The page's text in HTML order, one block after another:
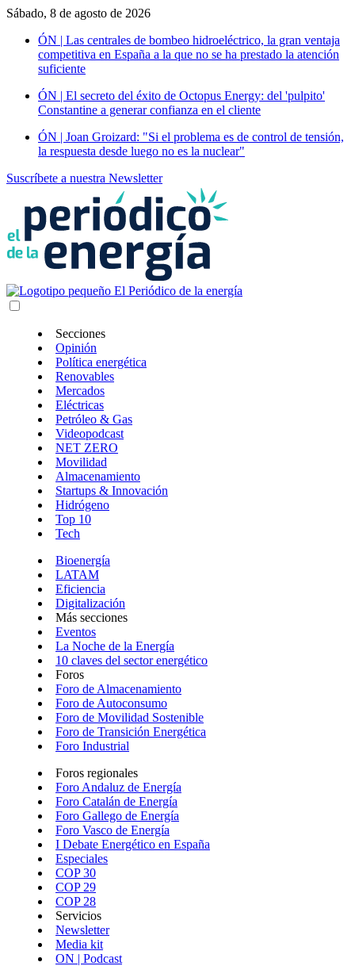
Sábado, 8 de agosto de 2026
ÓN | Las centrales de bombeo hidroeléctrico, la gran ventaja
competitiva en España a la que no se ha prestado la atención
suficiente
ÓN | El secreto del éxito de Octopus Energy: del 'pulpito'
Constantine a generar confianza en el cliente
ÓN | Joan Groizard: "Si el problema es de control de tensión,
la respuesta desde luego no es la nuclear"
Suscríbete a nuestra Newsletter
Secciones
Opinión
Política energética
Renovables
Mercados
Eléctricas
Petróleo & Gas
Videopodcast
NET ZERO
Movilidad
Almacenamiento
Startups & Innovación
Hidrógeno
Top 10
Tech
Bioenergía
LATAM
Eficiencia
Digitalización
Más secciones
Eventos
La Noche de la Energía
10 claves del sector energético
Foros
Foro de Almacenamiento
Foro de Autoconsumo
Foro de Movilidad Sostenible
Foro de Transición Energética
Foro Industrial
Foros regionales
Foro Andaluz de Energía
Foro Catalán de Energía
Foro Gallego de Energía
Foro Vasco de Energía
I Debate Energético en España
Especiales
COP 30
COP 29
COP 28
Servicios
Newsletter
Media kit
ON | Podcast